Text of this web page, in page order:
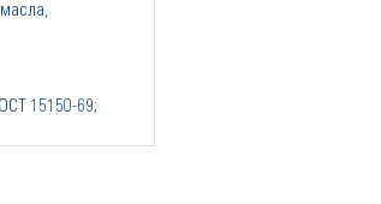
15150-69;